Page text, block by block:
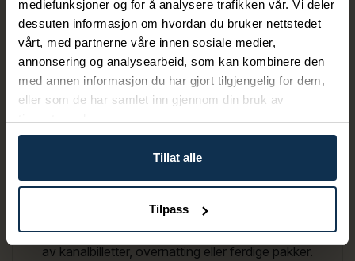
mediefunksjoner og for å analysere trafikken vår. Vi deler
dessuten informasjon om hvordan du bruker nettstedet
vårt, med partnerne våre innen sosiale medier,
annonsering og analysearbeid, som kan kombinere den
med annen informasjon du har gjort tilgjengelig for dem,
eller som de har samlet inn gjennom din bruk av
Tillat alle
Tilpass
Gavekort
Telemarkskanalen. Gavekortbutikk i samarbeid med
Dalen Hotel. Gavekorten brukes til forhåndsbestilling
av kanalbilletter, overnatting eller ferdige pakker.